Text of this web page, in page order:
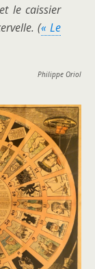
le caissier
(« Le
Philippe Oriol